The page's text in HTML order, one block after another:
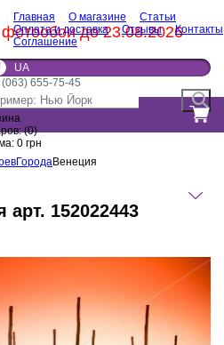
до 23.08.2026
Главная О магазине
Статьи
Оплата и доставка
Отзывы
Контакты
Соглашение
UA
655-75-45
(0)
0 грн
ГородаВенеция
152022443